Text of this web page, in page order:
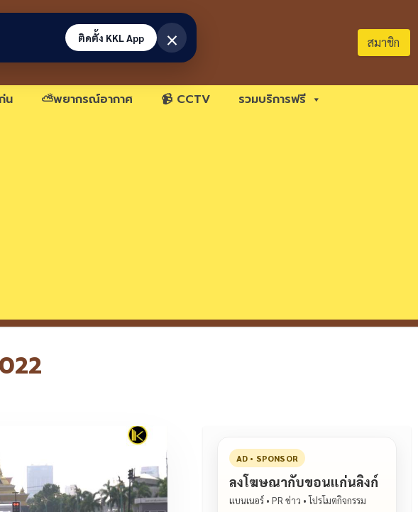
ก์ สมาชิก
น ⛅พยากรณ์อากาศ 📹 CCTV รวมบริการฟรี
AD • SPONSOR
ลงโฆษณากับขอนแก่นลิงก์
แบนเนอร์ • PR ข่าว • โปรโมตกิจกรรม
ติดตั้ง KKL App ×